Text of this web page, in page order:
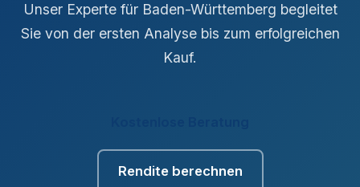
Unser Experte für Baden-Württemberg begleitet
Sie von der ersten Analyse bis zum erfolgreichen
Kauf.
Rendite berechnen